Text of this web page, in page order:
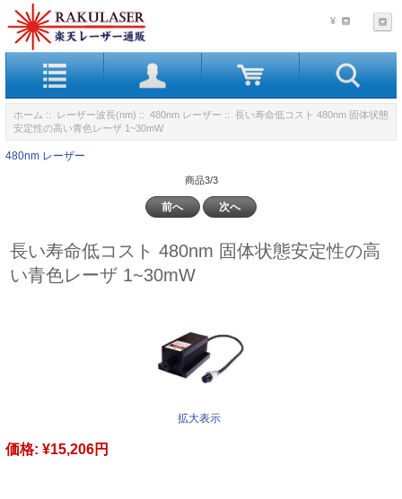
¥
ホーム :: レーザー波長(nm) :: 480nm レーザー :: 長い寿命低コスト 480nm 固体状態
安定性の高い青色レーザ 1~30mW
480nm レーザー
商品3/3
前へ 次へ
長い寿命低コスト 480nm 固体状態安定性の高
い青色レーザ 1~30mW
拡大表示
価格: ¥15,206円